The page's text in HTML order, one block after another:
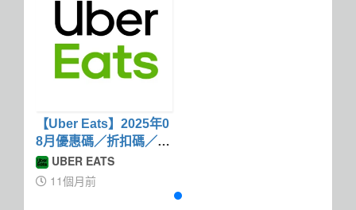
【Uber Eats】2025年0
8月優惠碼／折扣碼／折
價卷UBER EATS
11個月前
品牌總覽